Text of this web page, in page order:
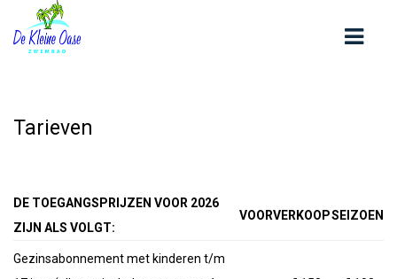
HOME
OPENINGSTIJDEN
ZWEMLESSEN
Tarieven
DE TOEGANGSPRIJZEN VOOR 2026
ZIJN ALS VOLGT:
VOORVERKOOPSEIZOEN
Gezinsabonnement met kinderen t/m